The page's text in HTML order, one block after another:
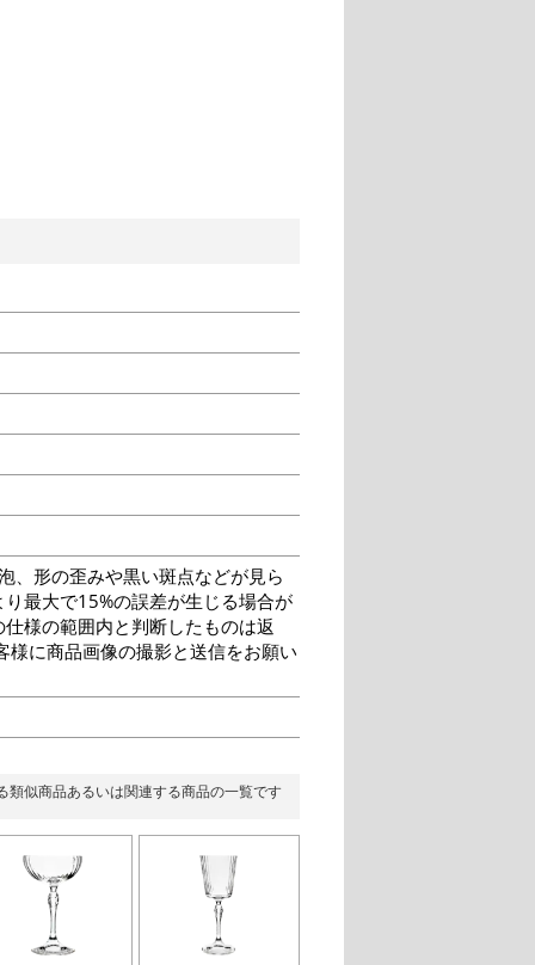
、形の歪みや黒い斑点などが見ら
最大で15%の誤差が生じる場合が
様の範囲内と判断したものは返
に商品画像の撮影と送信をお願い
類似商品あるいは関連する商品の一覧です